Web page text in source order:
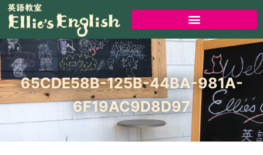
65CDE58B-125B-44BA-981A-
6F19AC9D8D97